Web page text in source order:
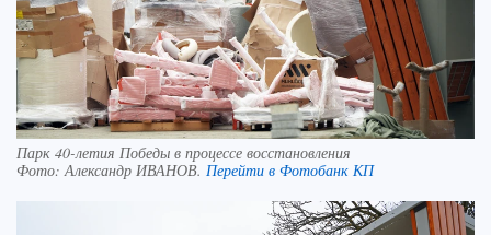
Парк 40-летия Победы в процессе восстановления
Фото:Александр ИВАНОВ. Перейти в Фотобанк КП